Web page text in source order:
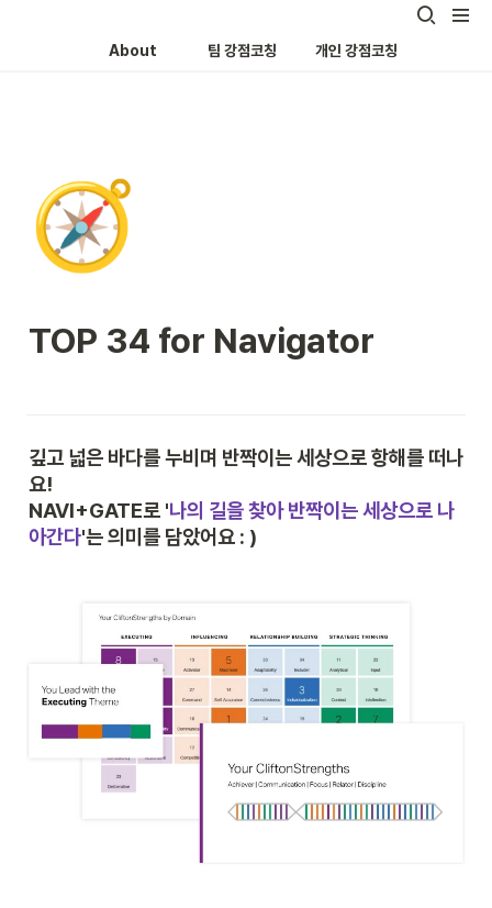
About 팀 강점코칭 개인 강점코칭
🧭
TOP 34 for Navigator
깊고 넓은 바다를 누비며 반짝이는 세상으로 항해를 떠나
요!
NAVI+GATE로 '나의 길을 찾아 반짝이는 세상으로 나
아간다'는 의미를 담았어요 : )